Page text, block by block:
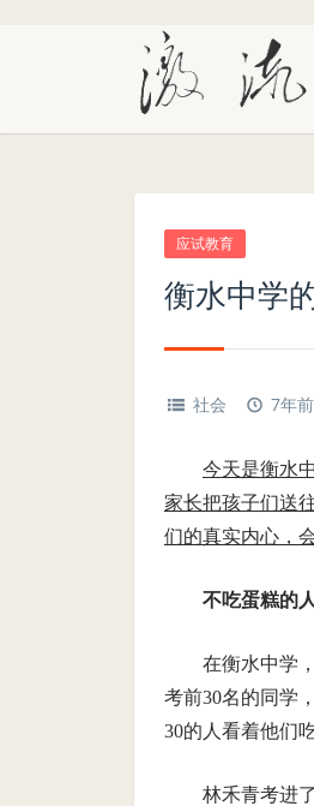
应试教育
衡水中学
社会 7年
今天是衡水
家长把孩子们送
们的真实内心，
不吃蛋糕的人
在衡水中学
考前30名的同学
30的人看着他们
林禾青考进